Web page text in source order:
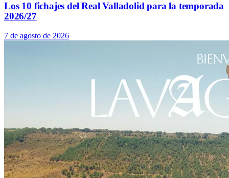
Los 10 fichajes del Real Valladolid para la temporada
2026/27
7 de agosto de 2026